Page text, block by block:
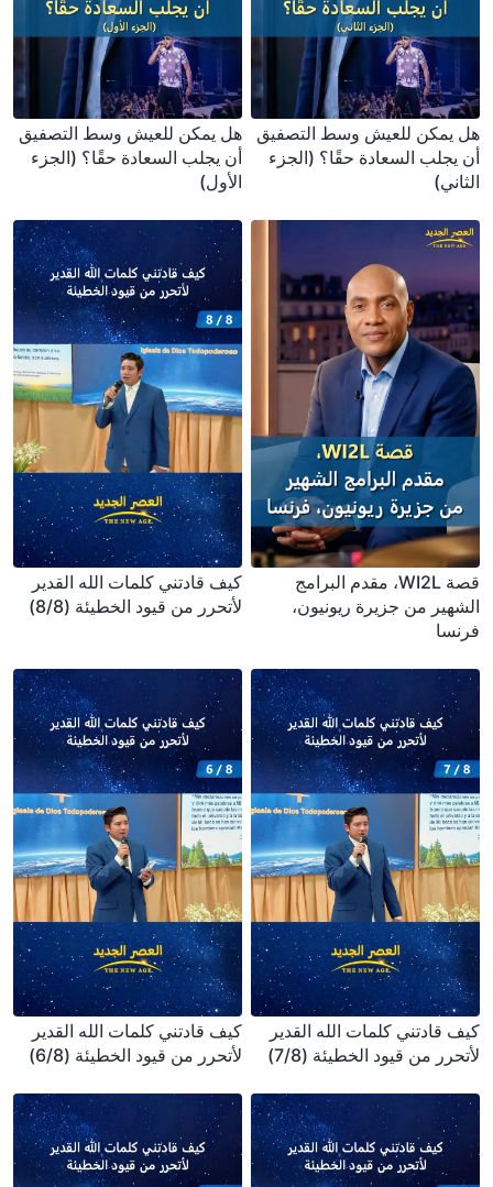
هل يمكن للعيش وسط التصفيق
أن يجلب السعادة حقًا؟ (الجزء
الثاني)
هل يمكن للعيش وسط التصفيق
أن يجلب السعادة حقًا؟ (الجزء
الأول)
قصة WI2L، مقدم البرامج
الشهير من جزيرة ريونيون،
فرنسا
كيف قادتني كلمات الله القدير
لأتحرر من قيود الخطيئة (8/8)
كيف قادتني كلمات الله القدير
لأتحرر من قيود الخطيئة (7/8)
كيف قادتني كلمات الله القدير
لأتحرر من قيود الخطيئة (6/8)